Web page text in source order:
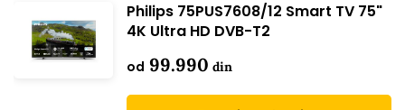
Philips 75PUS7608/12 Smart TV 75"
4K Ultra HD DVB-T2
od 99.990 din